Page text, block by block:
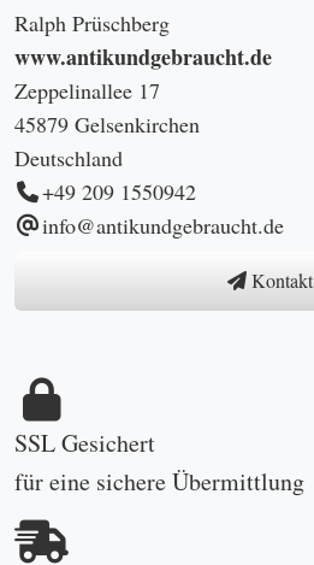
Ralph Prüschberg
www.antikundgebraucht.de
Zeppelinallee 17
45879 Gelsenkirchen
Deutschland
+49 209 1550942
info@antikundgebraucht.de
Kontakt
SSL Gesichert
für eine sichere Übermittlung